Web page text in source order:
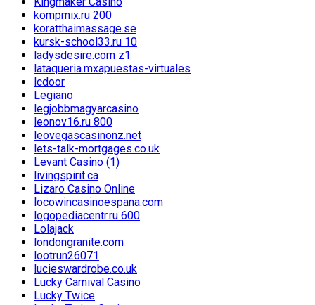
kompmix.ru 200
koratthaimassage.se
kursk-school33.ru 10
ladysdesire.com z1
lataqueria.mxapuestas-virtuales
lcdoor
Legiano
legjobbmagyarcasino
leonov16.ru 800
leovegascasinonz.net
lets-talk-mortgages.co.uk
Levant Casino (1)
livingspirit.ca
Lizaro Casino Online
locowincasinoespana.com
logopediacentr.ru 600
Lolajack
londongranite.com
lootrun26071
lucieswardrobe.co.uk
Lucky Carnival Casino
Lucky Twice